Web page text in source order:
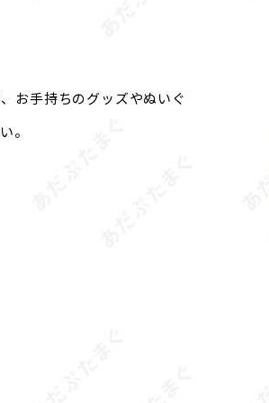
お手持ちのグッズやぬいぐ
。